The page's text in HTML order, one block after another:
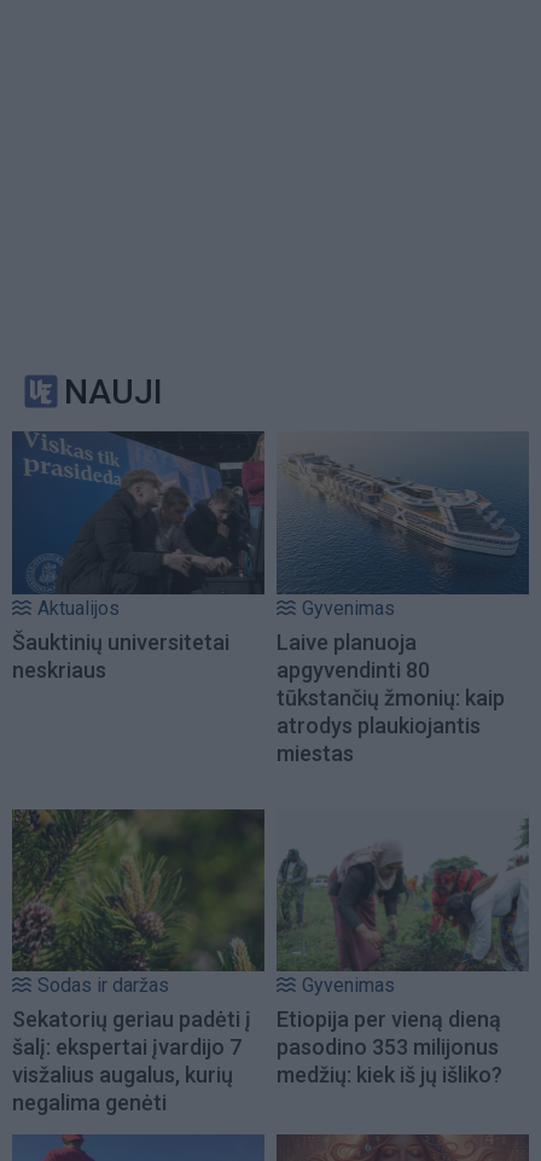
NAUJI
Aktualijos
Šauktinių universitetai
neskriaus
Gyvenimas
Laive planuoja
apgyvendinti 80
tūkstančių žmonių: kaip
atrodys plaukiojantis
miestas
Sodas ir daržas
Sekatorių geriau padėti į
šalį: ekspertai įvardijo 7
visžalius augalus, kurių
negalima genėti
Gyvenimas
Etiopija per vieną dieną
pasodino 353 milijonus
medžių: kiek iš jų išliko?